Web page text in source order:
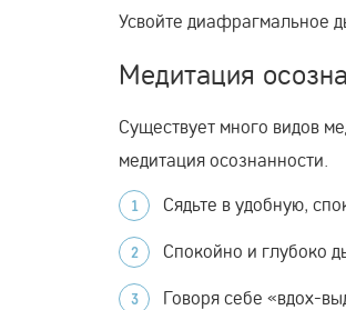
Усвойте диафрагмальное
Медитация
Существует много видов
медитация осознанности.
Сядьте в удобную,
Спокойно и глубоко
Говоря себе «вдох-